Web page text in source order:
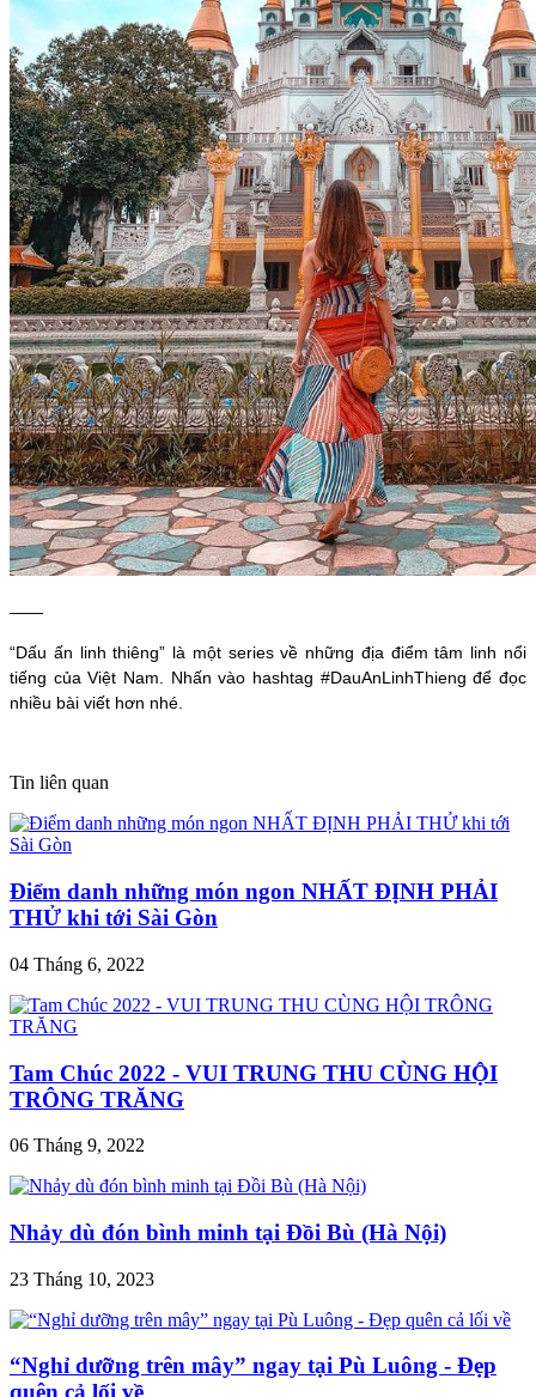
——
“Dấu ấn linh thiêng” là một series về những địa điểm tâm linh nổi
tiếng của Việt Nam. Nhấn vào hashtag #DauAnLinhThieng để đọc
nhiều bài viết hơn nhé.
Tin liên quan
Điểm danh những món ngon NHẤT ĐỊNH PHẢI
THỬ khi tới Sài Gòn
04 Tháng 6, 2022
Tam Chúc 2022 - VUI TRUNG THU CÙNG HỘI
TRÔNG TRĂNG
06 Tháng 9, 2022
Nhảy dù đón bình minh tại Đồi Bù (Hà Nội)
23 Tháng 10, 2023
“Nghỉ dưỡng trên mây” ngay tại Pù Luông - Đẹp